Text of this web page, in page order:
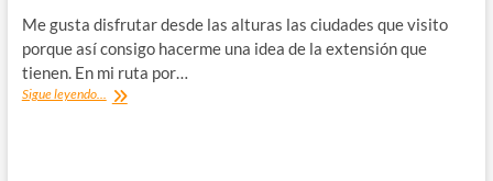
blancos,
playas
infinitas,
sierra…)
Me gusta disfrutar desde las alturas las ciudades que visito
porque así consigo hacerme una idea de la extensión que
tienen. En mi ruta por…
Sigue leyendo... Los